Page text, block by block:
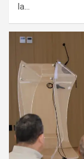
la…